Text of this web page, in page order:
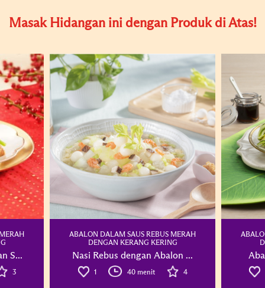
Masak Hidangan ini dengan Produk di Atas!
S...
3
ABALON DALAM SAUS REBUS MERAH
DENGAN KERANG KERING
Nasi Rebus dengan Abalon ...
1 40 menit 4